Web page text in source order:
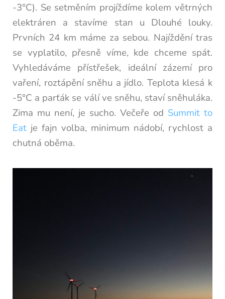
-3°C). Se setměním projíždíme kolem větrných
elektráren a stavíme stan u Dlouhé louky.
Prvních 24 km máme za sebou. Najíždění tras
se vyplatilo, přesně víme, kde chceme spát.
Vyhledáváme přístřešek, ideální zázemí pro
vaření, roztápění sněhu a jídlo. Teplota klesá k
-5°C a parťák se válí ve sněhu, staví sněhuláka.
Zima mu není, je sucho. Večeře od Summit to
Eat je fajn volba, minimum nádobí, rychlost a
chutná oběma.